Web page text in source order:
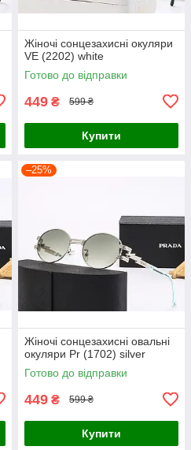
Жіночі сонцезахисні окуляри
VE (2202) white
Готово до відправки
449 ₴ 599 ₴
Купити
–25%
Жіночі сонцезахисні овальні
окуляри Pr (1702) silver
Готово до відправки
449 ₴ 599 ₴
Купити